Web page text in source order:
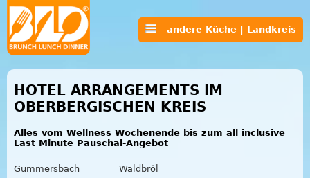
andere Küche | Landkreis
HOTEL ARRANGEMENTS IM
OBERBERGISCHEN KREIS
Alles vom Wellness Wochenende bis zum all inclusive
Last Minute Pauschal-Angebot
Gummersbach Waldbröl